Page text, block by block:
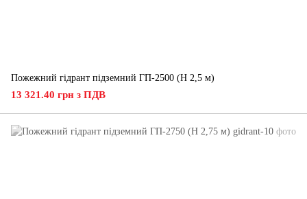
Пожежний гідрант підземний ГП-2500 (H 2,5 м)
13 321.40 грн з ПДВ